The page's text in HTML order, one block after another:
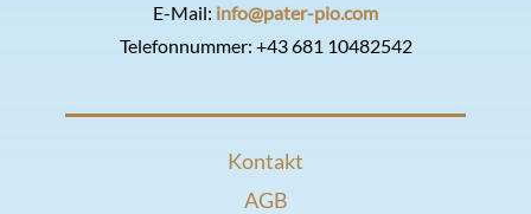
E-Mail: info@pater-pio.com
Telefonnummer: +43 681 10482542
Kontakt
AGB